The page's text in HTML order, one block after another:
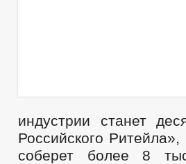
индустрии станет
Российского
соберет более 8